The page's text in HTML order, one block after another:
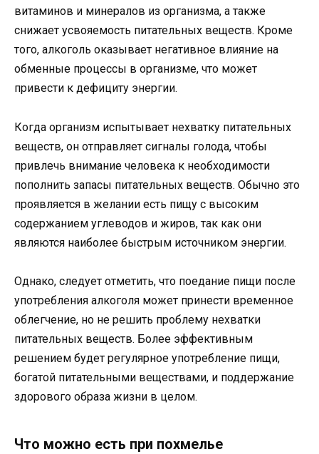
витаминов и минералов из организма, а также
снижает усвояемость питательных веществ. Кроме
того, алкоголь оказывает негативное влияние на
обменные процессы в организме, что может
привести к дефициту энергии.
Когда организм испытывает нехватку питательных
веществ, он отправляет сигналы голода, чтобы
привлечь внимание человека к необходимости
пополнить запасы питательных веществ. Обычно это
проявляется в желании есть пищу с высоким
содержанием углеводов и жиров, так как они
являются наиболее быстрым источником энергии.
Однако, следует отметить, что поедание пищи после
употребления алкоголя может принести временное
облегчение, но не решить проблему нехватки
питательных веществ. Более эффективным
решением будет регулярное употребление пищи,
богатой питательными веществами, и поддержание
здорового образа жизни в целом.
Что можно есть при похмелье